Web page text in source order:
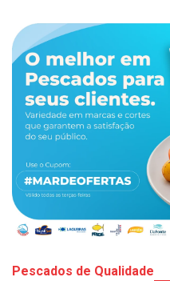
Pescados de Qualidade